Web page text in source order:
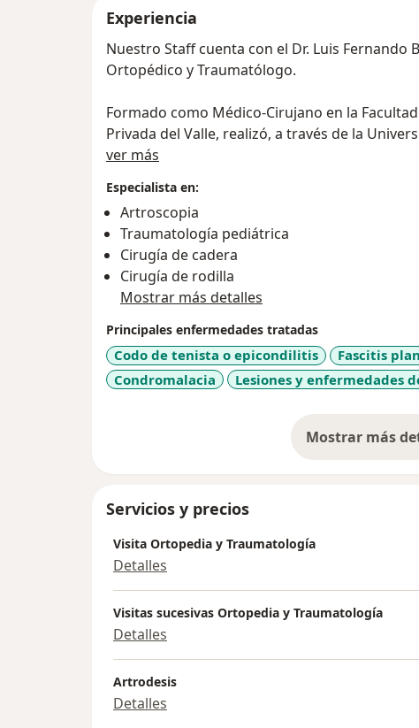
Experiencia
Nuestro Staff cuenta con el Dr. Luis Fernando
Ortopédico y Traumatólogo.
Formado como Médico-Cirujano en la
Privada del Valle, realizó, a través de la
especialización como Traumatólogo en el
Ha realizado una pasantía en Cirugía de
Reemplazos Articulares en la Clínica Cemtro,
Leyes.
Actualmente es miembro de la Sociedad
ha asistido a numerosos cursos y congresos.
ver más
Especialista en:
Artroscopia
Traumatología pediátrica
Cirugía de cadera
Cirugía de rodilla
Mostrar más detalles
Principales enfermedades tratadas
Codo de tenista o epicondilitis Fascitis
Condromalacia
Lesiones y enfermedades
Mostrar más
Servicios y precios
Visita Ortopedia y Traumatología
Detalles
Visitas sucesivas Ortopedia y Traumatología
Detalles
Artrodesis
Detalles